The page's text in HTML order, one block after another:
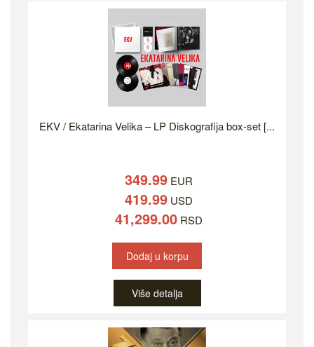
EKV / Ekatarina Velika – LP Diskografija box-set [...
349.99 EUR
419.99 USD
41,299.00 RSD
Dodaj u korpu
Više detalja